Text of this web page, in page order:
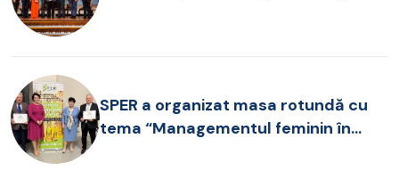
SPER a organizat masa rotundă cu
tema “Managementul feminin în